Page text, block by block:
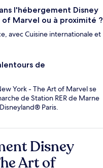
l'hébergement Disney
Marvel ou à proximité ?
avec Cuisine internationale et
de
York - The Art of Marvel se
de Station RER de Marne
Paris.
Disney
Art of